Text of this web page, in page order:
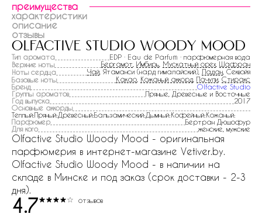
преимущества
характеристики
описание
отзывы
olfactive studio woody mood
Тип аромата
EDP · Eau de Parfum · парфюмерная вода
Верхние ноты
Бергамот Имбирь Мускатный орех Шафран
Ноты сердца
Чай , Ятаманси (нард гималайский), Ладан , Секвойя
Базовые ноты
Какао Кожаный аккорд Пачули Стиракс
Бренд
Olfactive Studio
Группы ароматов
Пряные, Древесные и Восточные
Год выпуска
2017
Основные аккорды
Теплый:Пряный:Древесный:Бальзамический:Дымный:Кофейный:Кожаный:
Парфюмер
Бертран Дюшофур
Для кого
женские, мужские
Olfactive Studio Woody Mood - оригинальная
парфюмерия в интернет-магазине Vetiver.by.
Olfactive Studio Woody Mood - в наличии на
складе в Минске и под заказ (срок доставки - 2-3
дня).
4.7 отзывов